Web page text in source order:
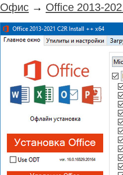
Офис → Office 2013-